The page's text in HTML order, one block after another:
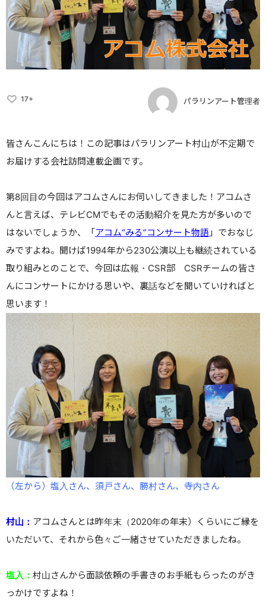
17+ パラリンアート管理者
皆さんこんにちは！この記事はパラリンアート村山が不定期で
お届けする会社訪問連載企画です。
第8回目の今回はアコムさんにお伺いしてきました！アコムさ
んと言えば、テレビCMでもその活動紹介を見た方が多いので
はないでしょうか、「アコム“みる”コンサート物語 」でおなじ
みですよね。聞けば1994年から230公演以上も継続されている
取り組みとのことで、今回は広報・CSR部 CSRチームの皆さ
んにコンサートにかける思いや、裏話などを聞いていければと
思います！
（左から）塩入さん、須戸さん、勝村さん、寺内さん
村山： アコムさんとは昨年末（2020年の年末）くらいにご縁を
いただいて、それから色々ご一緒させていただきましたね。
塩入： 村山さんから面談依頼の手書きのお手紙もらったのがき
っかけですよね！